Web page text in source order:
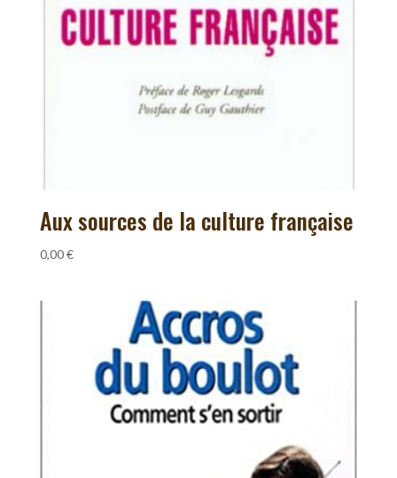
Aux sources de la culture française
0,00€